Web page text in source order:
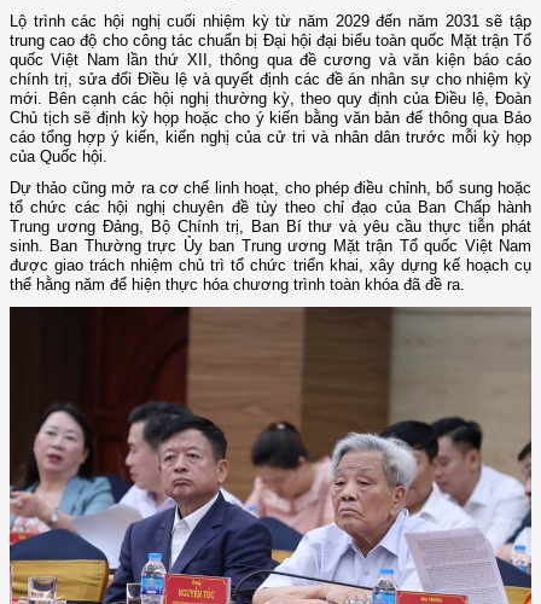
Lộ trình các hội nghị cuối nhiệm kỳ từ năm 2029 đến năm 2031 sẽ tập
trung cao độ cho công tác chuẩn bị Đại hội đại biểu toàn quốc Mặt trận Tổ
quốc Việt Nam lần thứ XII, thông qua đề cương và văn kiện báo cáo
chính trị, sửa đổi Điều lệ và quyết định các đề án nhân sự cho nhiệm kỳ
mới. Bên cạnh các hội nghị thường kỳ, theo quy định của Điều lệ, Đoàn
Chủ tịch sẽ định kỳ họp hoặc cho ý kiến bằng văn bản để thông qua Báo
cáo tổng hợp ý kiến, kiến nghị của cử tri và nhân dân trước mỗi kỳ họp
của Quốc hội.
Dự thảo cũng mở ra cơ chế linh hoạt, cho phép điều chỉnh, bổ sung hoặc
tổ chức các hội nghị chuyên đề tùy theo chỉ đạo của Ban Chấp hành
Trung ương Đảng, Bộ Chính trị, Ban Bí thư và yêu cầu thực tiễn phát
sinh. Ban Thường trực Ủy ban Trung ương Mặt trận Tổ quốc Việt Nam
được giao trách nhiệm chủ trì tổ chức triển khai, xây dựng kế hoạch cụ
thể hằng năm để hiện thực hóa chương trình toàn khóa đã đề ra.